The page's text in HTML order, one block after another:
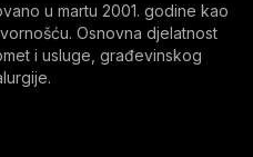
u martu 2001. godine kao
Osnovna djelatnost
i usluge, građevinskog